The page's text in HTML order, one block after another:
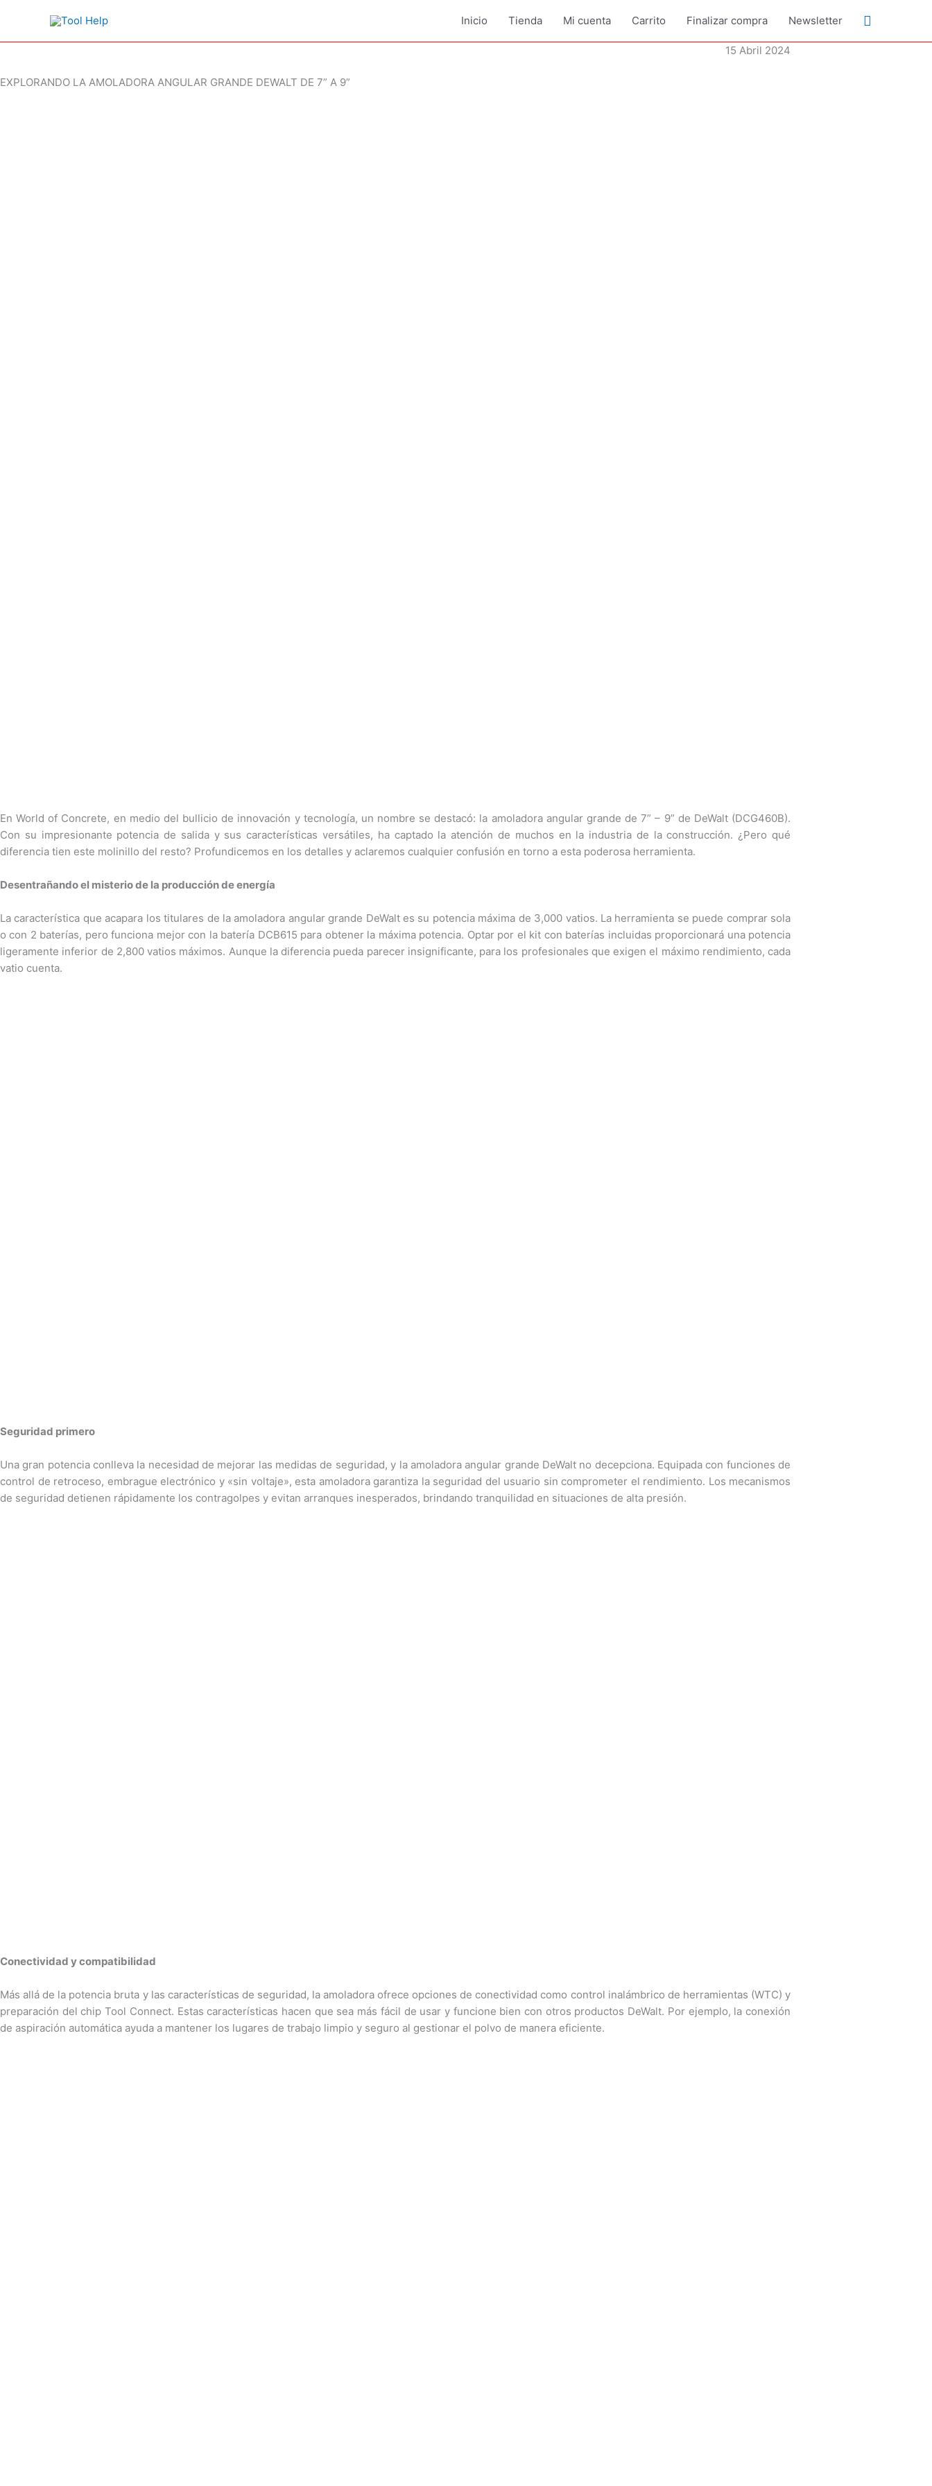
contenido
Inicio Tienda Mi cuenta Carrito Finalizar compra Newsletter Buscar
15 Abril 2024
EXPLORANDO LA AMOLADORA ANGULAR GRANDE DEWALT DE 7” A 9”
En World of Concrete, en medio del bullicio de innovación y tecnología, un nombre se destacó: la amoladora angular grande de 7” – 9” de DeWalt (DCG460B).
Con su impresionante potencia de salida y sus características versátiles, ha captado la atención de muchos en la industria de la construcción. ¿Pero qué
diferencia tien este molinillo del resto? Profundicemos en los detalles y aclaremos cualquier confusión en torno a esta poderosa herramienta.
Desentrañando el misterio de la producción de energía
La característica que acapara los titulares de la amoladora angular grande DeWalt es su potencia máxima de 3,000 vatios. La herramienta se puede comprar sola
o con 2 baterías, pero funciona mejor con la batería DCB615 para obtener la máxima potencia. Optar por el kit con baterías incluidas proporcionará una potencia
ligeramente inferior de 2,800 vatios máximos. Aunque la diferencia pueda parecer insignificante, para los profesionales que exigen el máximo rendimiento, cada
vatio cuenta.
Seguridad primero
Una gran potencia conlleva la necesidad de mejorar las medidas de seguridad, y la amoladora angular grande DeWalt no decepciona. Equipada con funciones de
control de retroceso, embrague electrónico y «sin voltaje», esta amoladora garantiza la seguridad del usuario sin comprometer el rendimiento. Los mecanismos
de seguridad detienen rápidamente los contragolpes y evitan arranques inesperados, brindando tranquilidad en situaciones de alta presión.
Conectividad y compatibilidad
Más allá de la potencia bruta y las características de seguridad, la amoladora ofrece opciones de conectividad como control inalámbrico de herramientas (WTC) y
preparación del chip Tool Connect. Estas características hacen que sea más fácil de usar y funcione bien con otros productos DeWalt. Por ejemplo, la conexión
de aspiración automática ayuda a mantener los lugares de trabajo limpio y seguro al gestionar el polvo de manera eficiente.